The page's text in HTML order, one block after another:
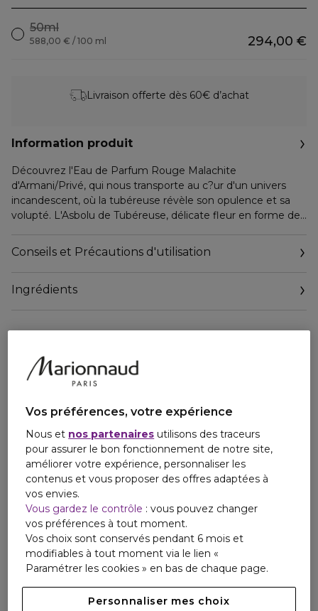
50ml
294,00 €
588,00 € / 100 ml
Livraison offerte dès 60€ d’achat
Information produit
Découvrez l'Eau de Parfum Rouge Malachite
d'Armani/Privé, qui nous transporte au c?ur d'un univers
incandescent, où la tubéreuse révèle son opulence et sa
volupté. L'Asbolu de Tubéreuse, délicate fleur en forme de
crémeuse. Elle créée une tension entre chaleur et
puissance d'un côté, et fragilité et froideur de l'autre.
L'Eau de Parfum Rouge Malachite révèle une tubéreuse
obsessionnel.
Conseils et Précautions d'utilisation
Ingrédients
Vos préférences, votre expérience
Nous et nos partenaires utilisons des traceurs
pour assurer le bon fonctionnement de notre site,
améliorer votre expérience, personnaliser les
contenus et vous proposer des offres adaptées à
vos envies.
Vous gardez le contrôle : vous pouvez changer
vos préférences à tout moment.
Vos choix sont conservés pendant 6 mois et
modifiables à tout moment via le lien «
Paramétrer les cookies » en bas de chaque page.
Personnaliser mes choix